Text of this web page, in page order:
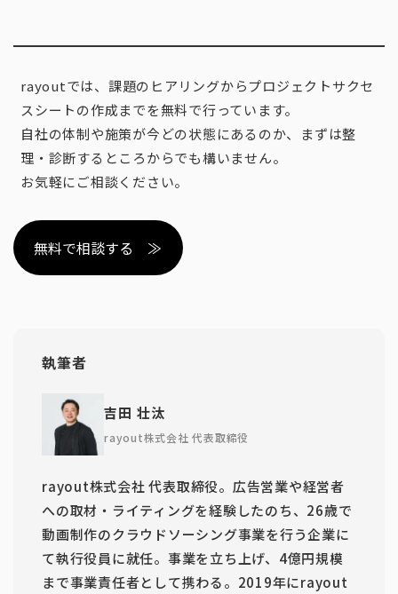
rayoutでは、課題のヒアリングからプロジェクトサクセ
スシートの作成までを無料で行っています。
自社の体制や施策が今どの状態にあるのか、まずは整
理・診断するところからでも構いません。
お気軽にご相談ください。
無料で相談する ≫
執筆者
吉田 壮汰
rayout株式会社 代表取締役
rayout株式会社 代表取締役。広告営業や経営者
への取材・ライティングを経験したのち、26歳で
動画制作のクラウドソーシング事業を行う企業に
て執行役員に就任。事業を立ち上げ、4億円規模
まで事業責任者として携わる。2019年にrayout